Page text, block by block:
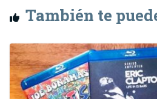
También te